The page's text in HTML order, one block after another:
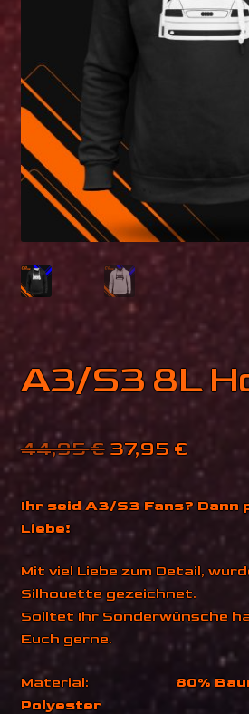
Fotokiste
A3/S3 8L
44,95€
Preis
war:
44,95 €
37,95€
Preis
ist:
37,95
Ihr seid A3/S3 Fans?
Liebe!
Mit viel Liebe zum Detail,
Silhouette gezeichnet.
Solltet Ihr Sonderwünsche
Euch gerne.
Material: 80%
Polyester